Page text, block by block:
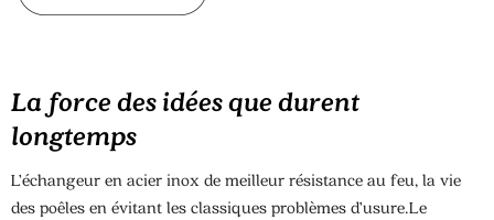
La force des idées que durent
longtemps
L’échangeur en acier inox de meilleur résistance au feu, la vie
des poêles en évitant les classiques problèmes d’usure.Le